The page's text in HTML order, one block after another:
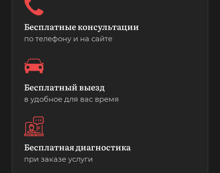
Бесплатные консультации
по телефону и на сайте
Бесплатный выезд
в удобное для вас время
Бесплатная диагностика
при заказе услуги